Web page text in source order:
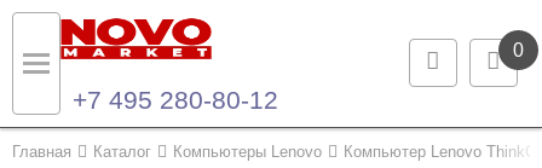
0
+7 495 280-80-12
Главная Каталог Компьютеры Lenovo Компьютер Lenovo
Назад
Назад